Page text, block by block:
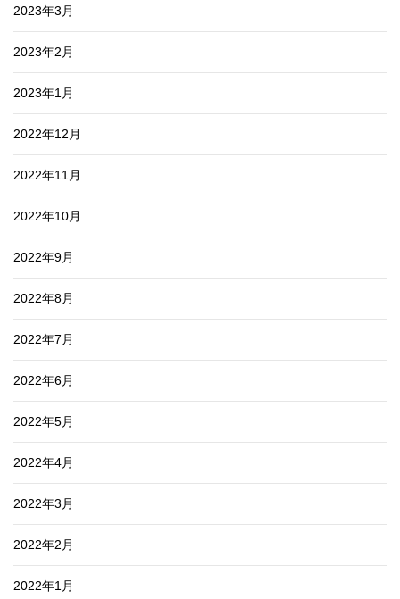
2023年3月
2023年2月
2023年1月
2022年12月
2022年11月
2022年10月
2022年9月
2022年8月
2022年7月
2022年6月
2022年5月
2022年4月
2022年3月
2022年2月
2022年1月